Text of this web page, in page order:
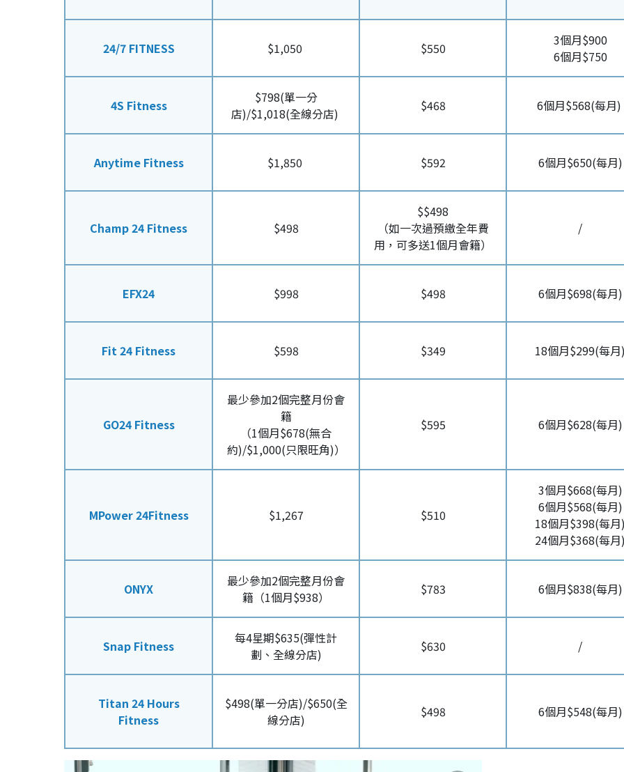
24/7 FITNESS $1,050 $550
3個月$900
6個月$750
4S Fitness
$798(單一分
店)/$1,018(全線分店)
$468 6個月$568(每月)
Anytime Fitness $1,850 $592 6個月$650(每月)
Champ 24 Fitness $498
$$498
（如一次過預繳全年費
用，可多送1個月會籍）
/
EFX24 $998 $498 6個月$698(每月)
Fit 24 Fitness $598 $349 18個月$299(每
GO24 Fitness
最少參加2個完整月份會
籍
（1個月$678(無合
約)/$1,000(只限旺角)）
$595 6個月$628(每月)
MPower 24Fitness $1,267 $510
3個月$668(每月)
6個月$568(每月)
18個月$398(每
24個月$368(每
ONYX
最少參加2個完整月份會
籍（1個月$938）
$783 6個月$838(每月)
Snap Fitness
每4星期$635(彈性計
劃、全線分店)
$630 /
Titan 24 Hours
Fitness
$498(單一分店)/$650(全
線分店)
$498 6個月$548(每月)